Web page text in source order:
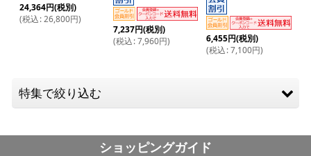
24,364円(税別)
(税込: 26,800円)
7,237円(税別)
(税込: 7,960円) 6,455円(税別)
(税込: 7,100円)
特集で絞り込む
アームタイプ（上下左右角度調節）小型（およそ12-26
ショッピングガイド